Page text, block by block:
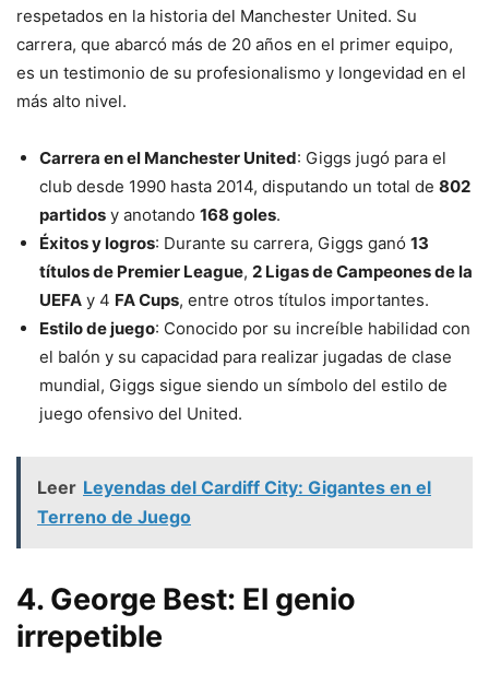
respetados en la historia del Manchester United. Su
carrera, que abarcó más de 20 años en el primer equipo,
es un testimonio de su profesionalismo y longevidad en el
más alto nivel.
Carrera en el Manchester United: Giggs jugó para el
club desde 1990 hasta 2014, disputando un total de 802
partidos y anotando 168 goles.
Éxitos y logros: Durante su carrera, Giggs ganó 13
títulos de Premier League, 2 Ligas de Campeones de la
UEFA y 4 FA Cups, entre otros títulos importantes.
Estilo de juego: Conocido por su increíble habilidad con
el balón y su capacidad para realizar jugadas de clase
mundial, Giggs sigue siendo un símbolo del estilo de
juego ofensivo del United.
Leer Leyendas del Cardiff City: Gigantes en el
Terreno de Juego
4. George Best: El genio
irrepetible